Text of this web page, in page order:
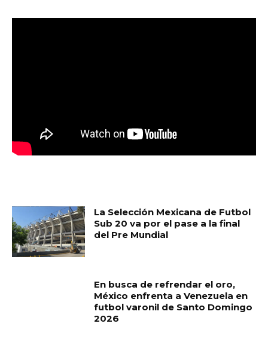
La Selección Mexicana de Futbol
Sub 20 va por el pase a la final
del Pre Mundial
En busca de refrendar el oro,
México enfrenta a Venezuela en
futbol varonil de Santo Domingo
2026